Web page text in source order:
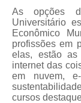
As opções
Universitário
Econômico
profissões em
elas, estão as
internet das
em nuvem,
cursos